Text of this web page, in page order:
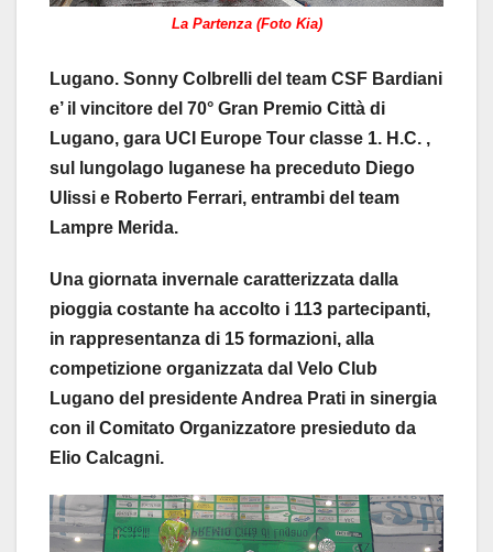
La Partenza (Foto Kia)
Lugano. Sonny Colbrelli del team CSF Bardiani
e’ il vincitore del 70° Gran Premio Città di
Lugano, gara UCI Europe Tour classe 1. H.C. ,
sul lungolago luganese ha preceduto Diego
Ulissi e Roberto Ferrari, entrambi del team
Lampre Merida.
Una giornata invernale caratterizzata dalla
pioggia costante ha accolto i 113 partecipanti,
in rappresentanza di 15 formazioni, alla
competizione organizzata dal Velo Club
Lugano del presidente Andrea Prati in sinergia
con il Comitato Organizzatore presieduto da
Elio Calcagni.